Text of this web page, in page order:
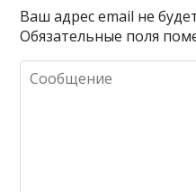
Ваш адрес email не
Обязательные поля